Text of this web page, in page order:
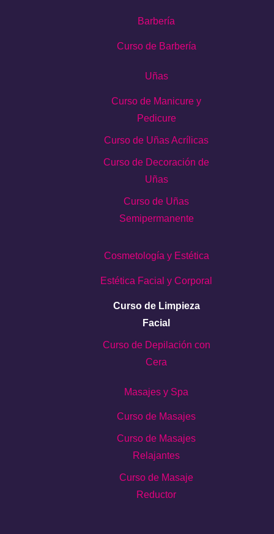
Barbería
Curso de Barbería
Uñas
Curso de Manicure y
Pedicure
Curso de Uñas Acrílicas
Curso de Decoración de
Uñas
Curso de Uñas
Semipermanente
Cosmetología y Estética
Estética Facial y Corporal
Curso de Limpieza
Facial
Curso de Depilación con
Cera
Masajes y Spa
Curso de Masajes
Curso de Masajes
Relajantes
Curso de Masaje
Reductor